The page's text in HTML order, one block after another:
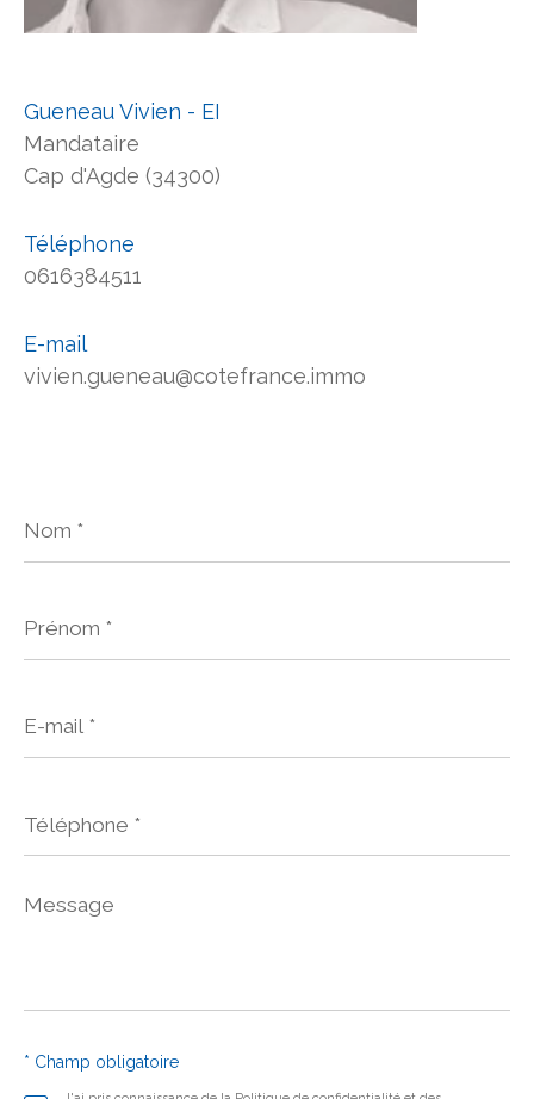
Gueneau Vivien - EI
Mandataire
Cap d'Agde (34300)
Téléphone
0616384511
E-mail
vivien.gueneau@cotefrance.immo
*
*
mail
*
Message
* Champ obligatoire